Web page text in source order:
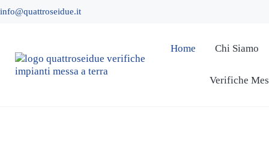
Passa al contenuto principale
Skip to header right navigation
Skip to site footer
info@quattroseidue.it
QuattroSeiDue - Verifiche Impianti Messa a
Home Chi Siamo
Verifiche